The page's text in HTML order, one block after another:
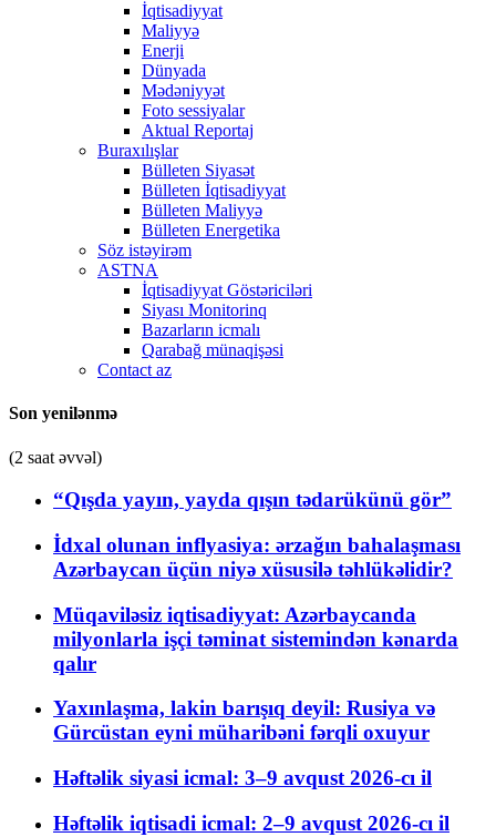
İqtisadiyyat
Maliyyə
Enerji
Dünyada
Mədəniyyət
Foto sessiyalar
Aktual Reportaj
Buraxılışlar
Bülleten Siyasət
Bülleten İqtisadiyyat
Bülleten Maliyyə
Bülleten Energetika
Söz istəyirəm
ASTNA
İqtisadiyyat Göstəriciləri
Siyası Monitorinq
Bazarların icmalı
Qarabağ münaqişəsi
Contact az
Son yenilənmə
(2 saat əvvəl)
“Qışda yayın, yayda qışın tədarükünü gör”
İdxal olunan inflyasiya: ərzağın bahalaşması
Azərbaycan üçün niyə xüsusilə təhlükəlidir?
Müqaviləsiz iqtisadiyyat: Azərbaycanda
milyonlarla işçi təminat sistemindən kənarda
qalır
Yaxınlaşma, lakin barışıq deyil: Rusiya və
Gürcüstan eyni müharibəni fərqli oxuyur
Həftəlik siyasi icmal: 3–9 avqust 2026-cı il
Həftəlik iqtisadi icmal: 2–9 avqust 2026-cı il